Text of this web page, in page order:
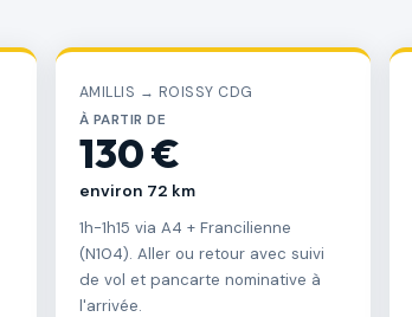
AMILLIS → ROISSY CDG
À PARTIR DE
130 €
environ 72 km
1h-1h15 via A4 + Francilienne
(N104). Aller ou retour avec suivi
de vol et pancarte nominative à
l'arrivée.